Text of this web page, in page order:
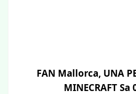
FAN Mallorca, UNA
MINECRAFT Sa